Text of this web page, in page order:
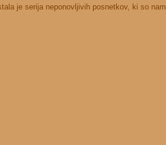
je serija neponovljivih posnetkov, ki so nam